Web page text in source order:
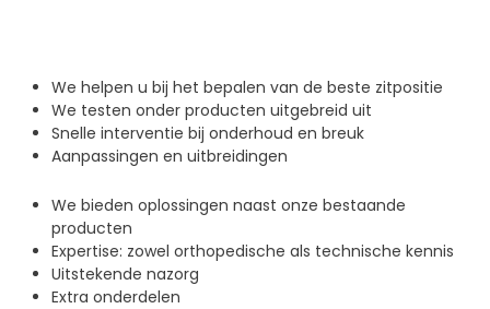
We helpen u bij het bepalen van de beste zitpositie
We testen onder producten uitgebreid uit
Snelle interventie bij onderhoud en breuk
Aanpassingen en uitbreidingen
We bieden oplossingen naast onze bestaande
producten
Expertise: zowel orthopedische als technische kennis
Uitstekende nazorg
Extra onderdelen